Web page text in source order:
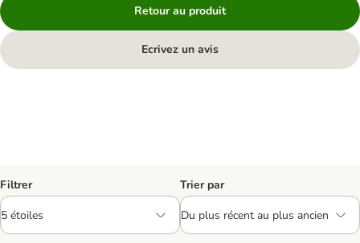
Retour au produit
Ecrivez un avis
Filtrer Trier par